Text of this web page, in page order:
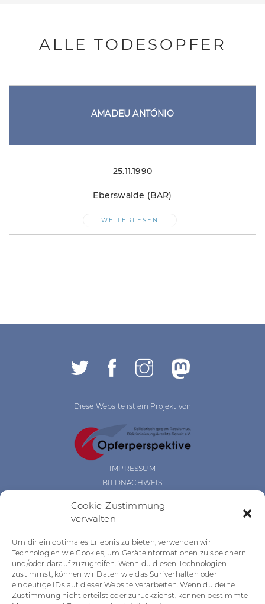
Cookie-Zustimmung
verwalten
Um dir ein optimales Erlebnis zu bieten, verwenden wir
Technologien wie Cookies, um Geräteinformationen zu speichern
und/oder darauf zuzugreifen. Wenn du diesen Technologien
zustimmst, können wir Daten wie das Surfverhalten oder
eindeutige IDs auf dieser Website verarbeiten. Wenn du deine
Zustimmung nicht erteilst oder zurückziehst, können bestimmte
ALLE TODESOPFER
AMADEU ANTÓNIO
25.11.1990
Eberswalde (BAR)
WEITERLESEN
Diese Website ist ein Projekt von
IMPRESSUM
BILDNACHWEIS
BARRIEREFREIHEIT
COOKIE RICHTLINIEN
Das Projekt wurde gefördert durch:
Das Projekt wurde gefördert durch: